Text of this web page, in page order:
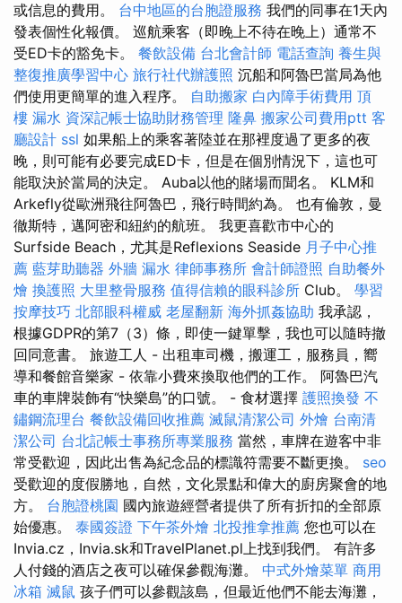
或信息的費用。 台中地區的台胞證服務 我們的同事在1天內
發表個性化報價。 巡航乘客（即晚上不待在晚上）通常不
受ED卡的豁免卡。 餐飲設備 台北會計師 電話查詢 養生與
整復推廣學習中心 旅行社代辦護照 沉船和阿魯巴當局為他
們使用更簡單的進入程序。 自助搬家 白內障手術費用 頂
樓 漏水 資深記帳士協助財務管理 隆鼻 搬家公司費用ptt 客
廳設計 ssl 如果船上的乘客著陸並在那裡度過了更多的夜
晚，則可能有必要完成ED卡，但是在個別情況下，這也可
能取決於當局的決定。 Auba以他的賭場而聞名。 KLM和
Arkefly從歐洲飛往阿魯巴，飛行時間約為。 也有倫敦，曼
徹斯特，邁阿密和紐約的航班。 我更喜歡市中心的
Surfside Beach，尤其是Reflexions Seaside 月子中心推
薦 藍芽助聽器 外牆 漏水 律師事務所 會計師證照 自助餐外
燴 換護照 大里整骨服務 值得信賴的眼科診所 Club。 學習
按摩技巧 北部眼科權威 老屋翻新 海外抓姦協助 我承認，
根據GDPR的第7（3）條，即使一鍵單擊，我也可以隨時撤
回同意書。 旅遊工人 - 出租車司機，搬運工，服務員，嚮
導和餐館音樂家 - 依靠小費來換取他們的工作。 阿魯巴汽
車的車牌裝飾有“快樂島”的口號。 - 食材選擇 護照換發 不
鏽鋼流理台 餐飲設備回收推薦 滅鼠清潔公司 外燴 台南清
潔公司 台北記帳士事務所專業服務 當然，車牌在遊客中非
常受歡迎，因此出售為紀念品的標識符需要不斷更換。 seo
受歡迎的度假勝地，自然，文化景點和偉大的廚房聚會的地
方。 台胞證桃園 國內旅遊經營者提供了所有折扣的全部原
始優惠。 泰國簽證 下午茶外燴 北投推拿推薦 您也可以在
Invia.cz，Invia.sk和TravelPlanet.pl上找到我們。 有許多
人付錢的酒店之夜可以確保參觀海灘。 中式外燴菜單 商用
冰箱 滅鼠 孩子們可以參觀該島，但最近他們不能去海灘，